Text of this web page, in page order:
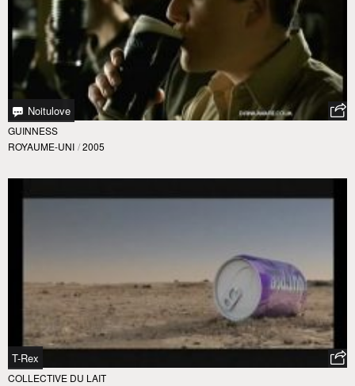
Noitulove
GUINNESS
ROYAUME-UNI / 2005
T-Rex
COLLECTIVE DU LAIT